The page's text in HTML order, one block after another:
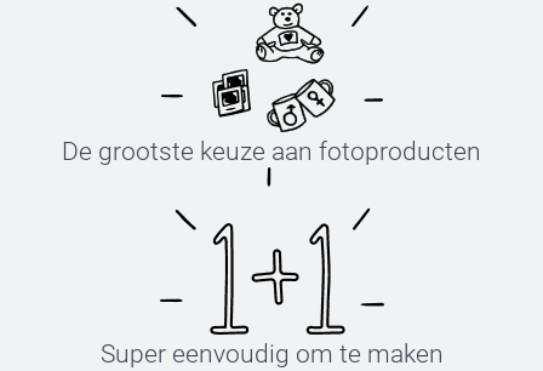
De grootste keuze aan fotoproducten
Super eenvoudig om te maken